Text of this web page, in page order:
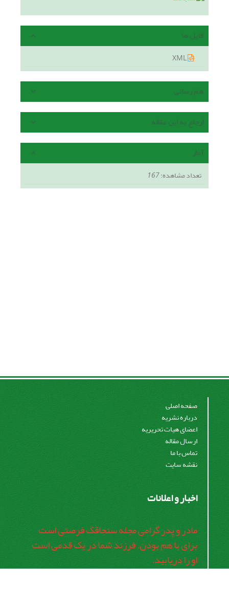
فایل ها
هم رسانی
ارجاع به این مقاله
آمار
تعداد مشاهده:167
صفحه اصلی
درباره نشریه
اعضای هیات تحریریه
ارسال مقاله
تماس با ما
نقشه سایت
اخبار و اعلانات
مادر و پدر گرامی مجله سنجاقک فرصتی است
برای با هم بودن. فرزند شما در یک قدمی است
او را دریابید.